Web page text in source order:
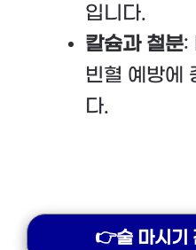
입니다.
칼슘과 철분:
빈혈 예방에
다.
👉술 마시기